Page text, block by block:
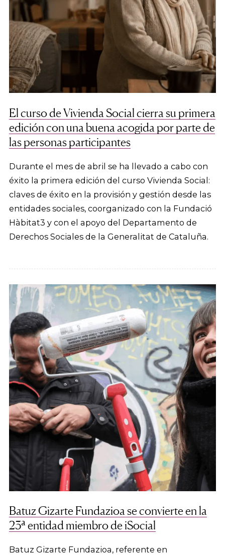
El curso de Vivienda Social cierra su primera
edición con una buena acogida por parte de
las personas participantes
Durante el mes de abril se ha llevado a cabo con
éxito la primera edición del curso Vivienda Social:
claves de éxito en la provisión y gestión desde las
entidades sociales, coorganizado con la Fundació
Hàbitat3 y con el apoyo del Departamento de
Derechos Sociales de la Generalitat de Cataluña.
Batuz Gizarte Fundazioa se convierte en la
23ª entidad miembro de iSocial
Batuz Gizarte Fundazioa, referente en